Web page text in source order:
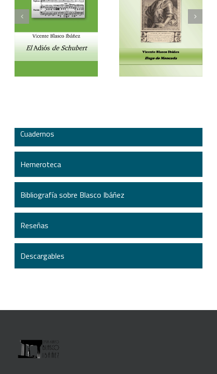
Vicente Blasco Ibáñez,
Hugo de Moncada
Aventura veneciana y
otros cuentos
Cuadernos
Hemeroteca
Bibliografía sobre Blasco Ibáñez
Reseñas
Descargables